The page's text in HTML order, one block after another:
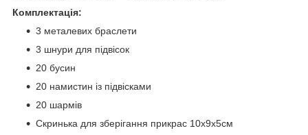
Комплектація:
3 металевих браслети
3 шнури для підвісок
20 бусин
20 намистин із підвісками
20 шармів
Скринька для зберігання прикрас 10х9х5см